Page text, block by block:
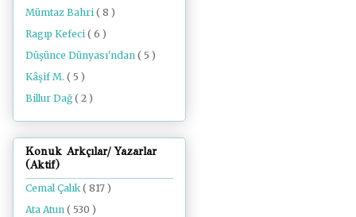
Mümtaz Bahri ( 8 )
Ragıp Kefeci ( 6 )
Düşünce Dünyası'ndan ( 5 )
Kâşif M. ( 5 )
Billur Dağ ( 2 )
Konuk Arkçılar/ Yazarlar
(Aktif)
Cemal Çalık( 817 )
Ata Atun ( 530 )